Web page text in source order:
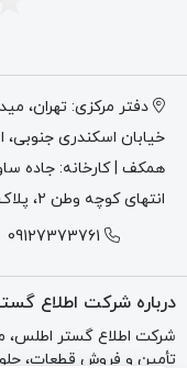
دفتر مرکزی: تهران،
انتهای کوچه وطن ۲، پلاک ۴
09127373761
درباره شرکت اطلاع
شرکت اطلاع گستر اطلس،
تأمین و فروش قطعات،